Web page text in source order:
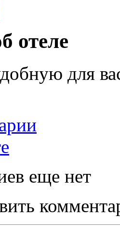
отеле
для
еще нет